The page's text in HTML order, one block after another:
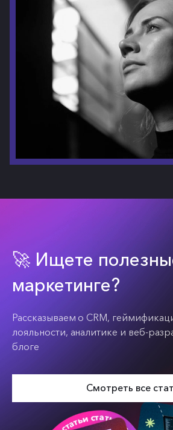
🚀 Ищете
маркетинге?
Рассказываем о CRM,
лояльности, аналитике и веб-
блоге
Смотреть все